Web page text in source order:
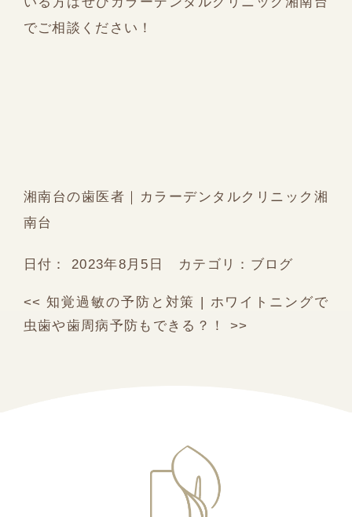
でご相談ください！
湘南台の歯医者｜カラーデンタルクリニック湘
南台
日付：2023年8月5日 カテゴリ： ブログ
<< 知覚過敏の予防と対策 | ホワイトニングで
虫歯や歯周病予防もできる？！ >>